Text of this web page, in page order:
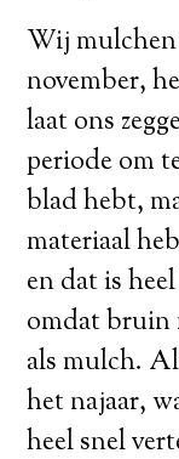
Wij
november,
laat ons
periode om
blad hebt,
materiaal
en dat is
omdat bruin
als mulch.
het najaar,
heel snel